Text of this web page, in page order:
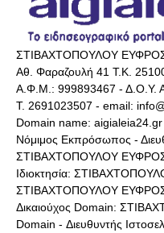
ΣΤΙΒΑΧΤΟΠΟΥΛΟΥ
Αθ. Φαραζουλή 41 Τ.Κ. 25100
Α.Φ.Μ.: 999893467 - Δ.Ο.Υ.
Τ. 2691023507 - email:
Domain name: aigialeia24.gr
Νόμιμος Εκπρόσωπος -
ΣΤΙΒΑΧΤΟΠΟΥΛΟΥ
Ιδιοκτησία:
ΣΤΙΒΑΧΤΟΠΟΥΛΟΥ
Δικαιούχος Domain:
Domain - Διευθυντής